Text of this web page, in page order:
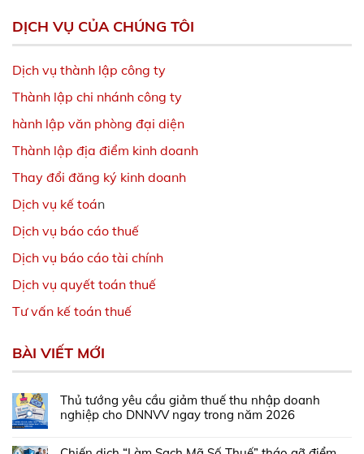
DỊCH VỤ CỦA CHÚNG TÔI
Dịch vụ thành lập công ty
Thành lập chi nhánh công ty
hành lập văn phòng đại diện
Thành lập địa điểm kinh doanh
Thay đổi đăng ký kinh doanh
Dịch vụ kế toán
Dịch vụ báo cáo thuế
Dịch vụ báo cáo tài chính
Dịch vụ quyết toán thuế
Tư vấn kế toán thuế
BÀI VIẾT MỚI
Thủ tướng yêu cầu giảm thuế thu nhập doanh
nghiệp cho DNNVV ngay trong năm 2026